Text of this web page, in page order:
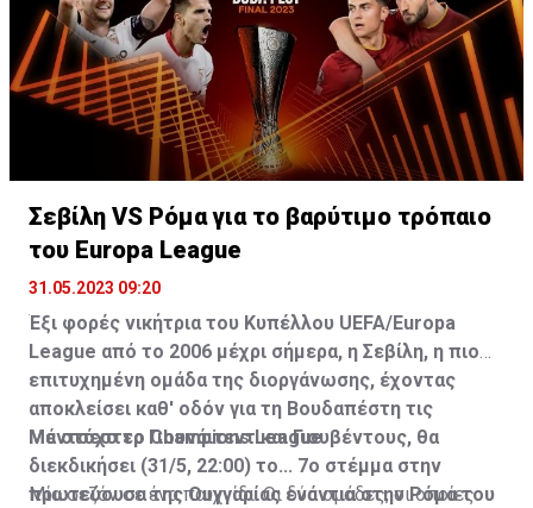
Σεβίλη VS Ρόμα για το βαρύτιμο τρόπαιο
του Europa League
31.05.2023 09:20
Έξι φορές νικήτρια του Κυπέλλου UEFA/Europa
League από το 2006 μέχρι σήμερα, η Σεβίλη, η πιο
επιτυχημένη ομάδα της διοργάνωσης, έχοντας
αποκλείσει καθ' οδόν για τη Βουδαπέστη τις
Μάντσεστερ Γιουνάιτεντ και Γιουβέντους, θα
διεκδικήσει (31/5, 22:00) το... 7ο στέμμα στην
πρωτεύουσα της Ουγγαρίας ενάντια στην Ρόμα του
Με στόχο το Champions League
Μία σεζόν σε ένα παιχνίδι. Οι δύο ομάδες, οι οποίες